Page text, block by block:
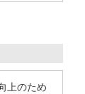
上のため